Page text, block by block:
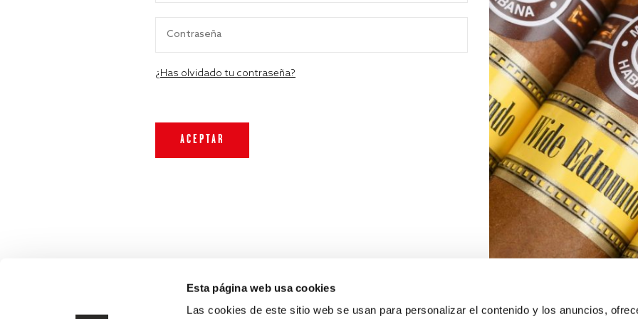
Esta página web usa cookies
Las cookies de este sitio web se usan para personalizar el contenido y los anuncios,
¿Has olvidado tu contraseña?